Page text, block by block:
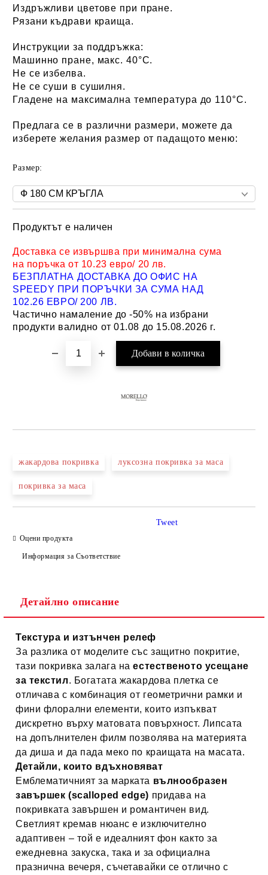
Издръжливи цветове при пране.
Рязани къдрави краища.
Инструкции за поддръжка:
Машинно пране, макс. 40°C.
Не се избелва.
Не се суши в сушилня.
Гладене на максимална температура до 110°C.
Предлага се в различни размери, можете да
изберете желания размер от падащото меню:
Размер:
Продуктът е наличен
Доставка се извършва при минимална сума
на поръчка от 10.23 евро/ 20 лв.
БЕЗПЛАТНА ДОСТАВКА ДО ОФИС НА
SPEEDY ПРИ ПОРЪЧКИ ЗА СУМА НАД
102.26 ЕВРО/ 200 ЛВ.
Частично намаление до -50% на избрани
продукти валидно от 01.08 до 15.08.2026 г.
жакардова покривка луксозна покривка за маса
покривка за маса
Оцени продукта
Информация за Съответствие
Tweet
Детайлно описание
Текстура и изтънчен релеф
За разлика от моделите със защитно покритие,
тази покривка залага наестественото усещане
за текстил. Богатата жакардова плетка се
отличава с комбинация от геометрични рамки и
фини флорални елементи, които изпъкват
дискретно върху матовата повърхност. Липсата
на допълнителен филм позволява на материята
да диша и да пада меко по краищата на масата.
Детайли, които вдъхновяват
Емблематичният за марката вълнообразен
завършек (scalloped edge) придава на
покривката завършен и романтичен вид.
Светлият кремав нюанс е изключително
адаптивен – той е идеалният фон както за
ежедневна закуска, така и за официална
празнична вечеря, съчетавайки се отлично с